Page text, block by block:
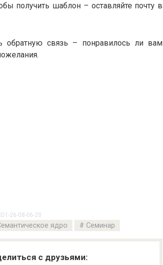
получить шаблон – оставляйте почту в
обратную связь – понравилось ли вам
26-08-06-20
ядро Семинар
с друзьями: